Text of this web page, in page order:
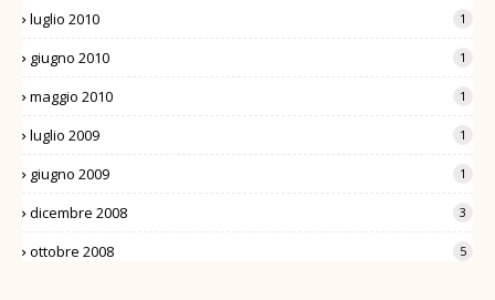
luglio 2010 1
giugno 2010 1
maggio 2010 1
luglio 2009 1
giugno 2009 1
dicembre 2008 3
ottobre 2008 5